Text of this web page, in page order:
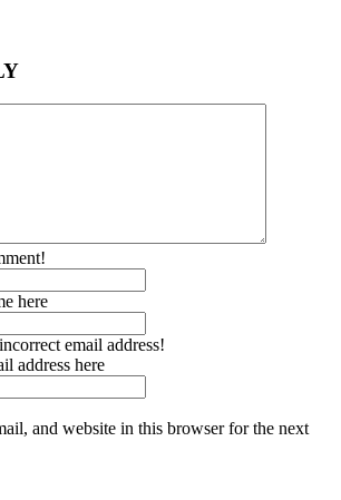
here
email address!
address here
and website in this browser for the next